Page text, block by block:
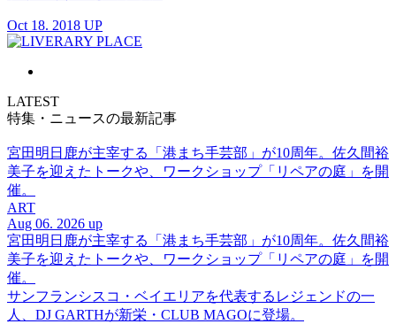
Oct 18. 2018 UP
LATEST
特集・ニュースの最新記事
宮田明日鹿が主宰する「港まち手芸部」が10周年。佐久間裕
美子を迎えたトークや、ワークショップ「リペアの庭」を開
催。
ART
Aug 06. 2026 up
宮田明日鹿が主宰する「港まち手芸部」が10周年。佐久間裕
美子を迎えたトークや、ワークショップ「リペアの庭」を開
催。
サンフランシスコ・ベイエリアを代表するレジェンドの一
人、DJ GARTHが新栄・CLUB MAGOに登場。